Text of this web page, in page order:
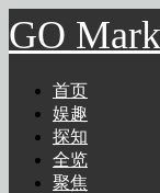
GO
首页
娱趣
探知
全览
聚焦